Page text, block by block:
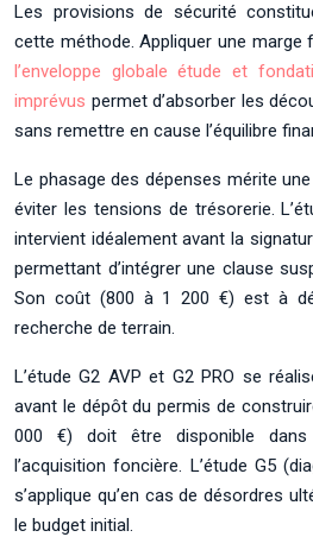
Les provisions de sécurité
cette méthode. Appliquer une marge
l’enveloppe globale étude et
imprévus permet d’absorber les
sans remettre en cause l’équilibre
Le phasage des dépenses mérite
éviter les tensions de trésorerie.
intervient idéalement avant la
permettant d’intégrer une clause
Son coût (800 à 1 200 €) est à
recherche de terrain.
L’étude G2 AVP et G2 PRO se
avant le dépôt du permis de
000 €) doit être disponible
l’acquisition foncière. L’étude G5
s’applique qu’en cas de désordres
le budget initial.